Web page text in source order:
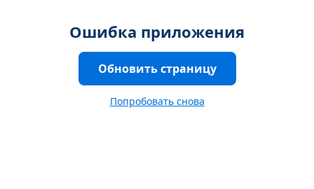
Ошибка приложения
Обновить страницу
Попробовать снова